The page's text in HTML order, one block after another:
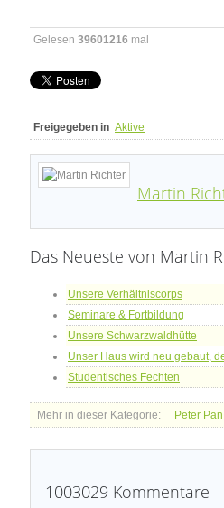
Gelesen 39601216 mal
Freigegeben in Aktive
Martin
Das Neueste von Martin
Unsere Verhältniscorps
Seminare & Fortbildung
Unsere Schwarzwaldhütte
Unser Haus wird neu gebaut,
Studentisches Fechten
Mehr in dieser Kategorie: Peter
1003029 Kommentare